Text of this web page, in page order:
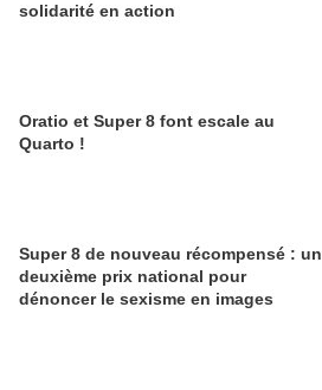
solidarité en action
Oratio et Super 8 font escale au
Quarto !
Super 8 de nouveau récompensé : un
deuxième prix national pour
dénoncer le sexisme en images